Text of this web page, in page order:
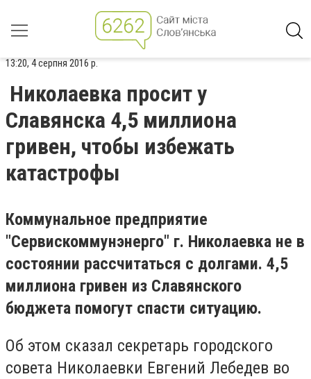
13:20, 4 серпня 2016 р.
Николаевка просит у
Славянска 4,5 миллиона
гривен, чтобы избежать
катастрофы
Коммунальное предприятие
"Сервискоммунэнерго" г. Николаевка не в
состоянии рассчитаться с долгами. 4,5
миллиона гривен из Славянского
бюджета помогут спасти ситуацию.
Об этом сказал секретарь городского
совета Николаевки Евгений Лебедев во